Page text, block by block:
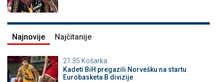
Najnovije Najčitanije
21:35 Košarka
Kadeti BiH pregazili Norvešku na startu
Eurobasketa B divizije